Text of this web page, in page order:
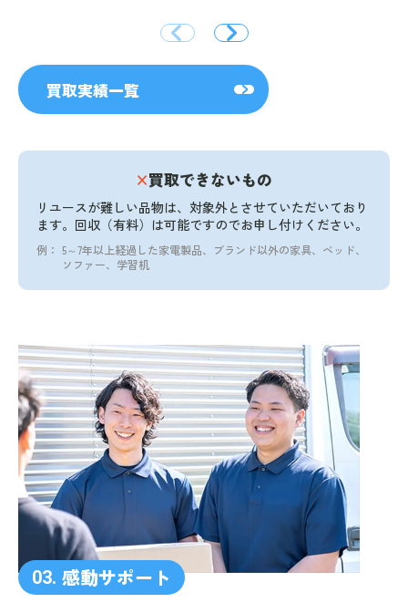
買取実績一覧
×買取できないもの
リユースが難しい品物は、対象外とさせていただいており
ます。 回収（有料）は可能ですのでお申し付けください。
例： 5～7年以上経過した家電製品、ブランド以外の家具、ベッド、
ソファー、学習机
03. 感動サポート